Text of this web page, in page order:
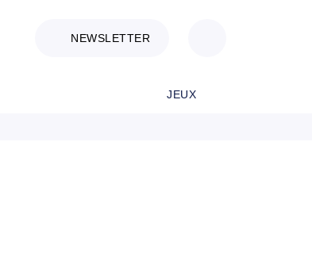
NEWSLETTER
JEUX